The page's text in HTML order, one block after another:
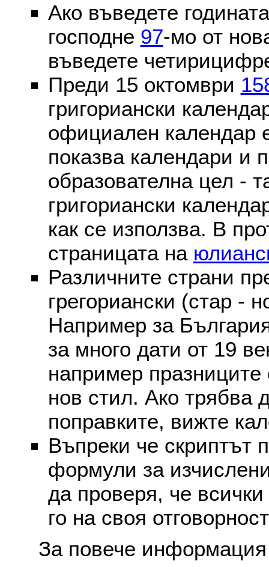
Ако въведете
господне 97-мо от
въведете
Преди 15 октомври
григориански
официален календар
показва календари и
образователна цел -
григориански
как се използва. В
страницата на
Различните страни
грегориански (стар -
Например за
за много дати от 19
например празниците
нов стил. Ако трябва
поправките, вижте
Въпреки че скриптът
формули за
да проверя, че
го на своя
За повече информация